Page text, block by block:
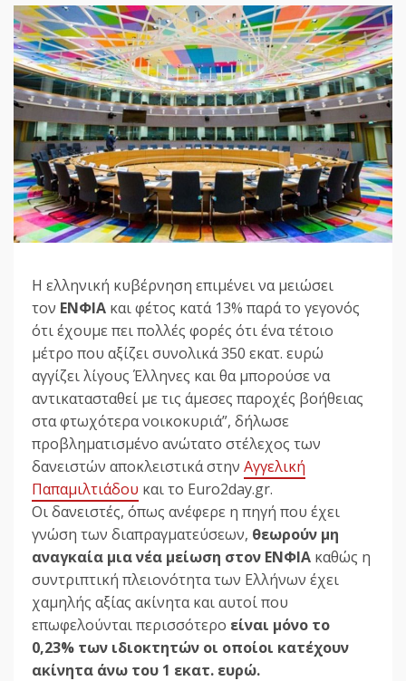
Η ελληνική κυβέρνηση επιμένει να μειώσει
τον ΕΝΦΙΑ και φέτος κατά 13% παρά το γεγονός
ότι έχουμε πει πολλές φορές ότι ένα τέτοιο
μέτρο που αξίζει συνολικά 350 εκατ. ευρώ
αγγίζει λίγους Έλληνες και θα μπορούσε να
αντικατασταθεί με τις άμεσες παροχές βοήθειας
στα φτωχότερα νοικοκυριά”, δήλωσε
προβληματισμένο ανώτατο στέλεχος των
δανειστών αποκλειστικά στην Αγγελική
Παπαμιλτιάδου και το Euro2day.gr.
Οι δανειστές, όπως ανέφερε η πηγή που έχει
γνώση των διαπραγματεύσεων, θεωρούν μη
αναγκαία μια νέα μείωση στον ΕΝΦΙΑ καθώς η
συντριπτική πλειονότητα των Ελλήνων έχει
χαμηλής αξίας ακίνητα και αυτοί που
επωφελούνται περισσότερο είναι μόνο το
0,23% των ιδιοκτητών οι οποίοι κατέχουν
ακίνητα άνω του 1 εκατ. ευρώ.